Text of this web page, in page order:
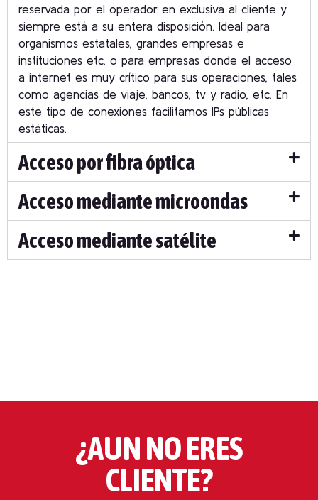
reservada por el operador en exclusiva al cliente y
siempre está a su entera disposición. Ideal para
organismos estatales, grandes empresas e
instituciones etc. o para empresas donde el acceso
a internet es muy crítico para sus operaciones, tales
como agencias de viaje, bancos, tv y radio, etc. En
este tipo de conexiones facilitamos IPs públicas
estáticas.
Acceso por fibra óptica
Acceso mediante microondas
Acceso mediante satélite
¿AUN NO ERES
CLIENTE?